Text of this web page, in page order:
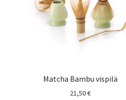
Matcha Bambu vispilä
21,50€